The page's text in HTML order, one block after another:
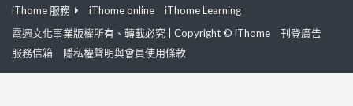
iThome 服務 iThome online
iThome Learning
電週文化事業版權所有、轉載必究 | Copyright © iThome
刊登廣告
服務信箱
隱私權聲明與會員使用條款